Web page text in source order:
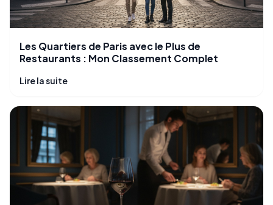
Les Quartiers de Paris avec le Plus de
Restaurants : Mon Classement Complet
Lire la suite